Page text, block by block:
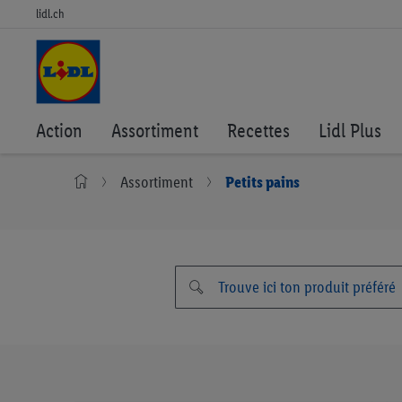
lidl.ch
Action Assortiment Recettes Lidl Plus
Assortiment Petits pains